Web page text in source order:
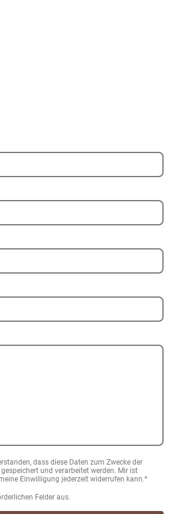
dass diese Daten zum Zwecke der
und verarbeitet werden. Mir ist
Einwilligung jederzeit widerrufen kann.*
Felder aus.